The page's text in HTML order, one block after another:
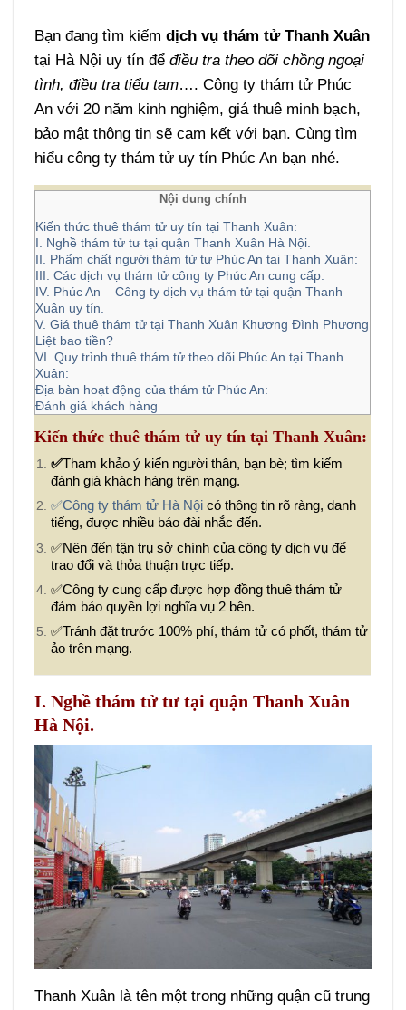
Bạn đang tìm kiếm dịch vụ thám tử Thanh Xuân
tại Hà Nội uy tín để điều tra theo dõi chồng ngoại
tình, điều tra tiểu tam…. Công ty thám tử Phúc
An với 20 năm kinh nghiệm, giá thuê minh bạch,
bảo mật thông tin sẽ cam kết với bạn. Cùng tìm
hiểu công ty thám tử uy tín Phúc An bạn nhé.
Nội dung chính
Kiến thức thuê thám tử uy tín tại Thanh Xuân:
I. Nghề thám tử tư tại quận Thanh Xuân Hà Nội.
II. Phẩm chất người thám tử tư Phúc An tại Thanh Xuân:
III. Các dịch vụ thám tử công ty Phúc An cung cấp:
IV. Phúc An – Công ty dịch vụ thám tử tại quận Thanh
Xuân uy tín.
V. Giá thuê thám tử tại Thanh Xuân Khương Đình Phương
Liệt bao tiền?
VI. Quy trình thuê thám tử theo dõi Phúc An tại Thanh
Xuân:
Địa bàn hoạt động của thám tử Phúc An:
Đánh giá khách hàng
Kiến thức thuê thám tử uy tín tại Thanh Xuân:
✅Tham khảo ý kiến người thân, bạn bè; tìm kiếm
đánh giá khách hàng trên mạng.
✅Công ty thám tử Hà Nội có thông tin rõ ràng, danh
tiếng, được nhiều báo đài nhắc đến.
✅Nên đến tận trụ sở chính của công ty dịch vụ để
trao đổi và thỏa thuận trực tiếp.
✅Công ty cung cấp được hợp đồng thuê thám tử
đảm bảo quyền lợi nghĩa vụ 2 bên.
✅Tránh đặt trước 100% phí, thám tử có phốt, thám tử
ảo trên mạng.
I. Nghề thám tử tư tại quận Thanh Xuân
Hà Nội.
Thanh Xuân là tên một trong những quận cũ trung